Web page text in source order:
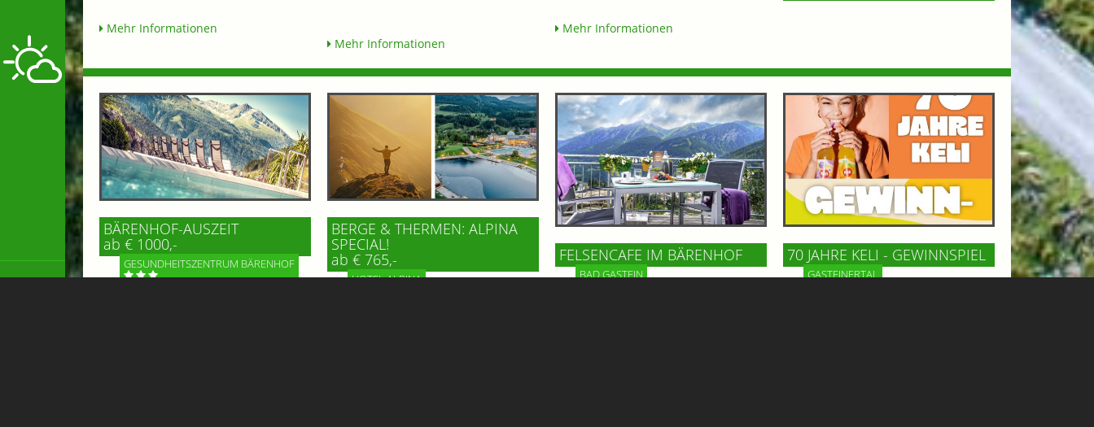
Mehr Informationen
Mehr Informationen
Mehr Informationen
BÄRENHOF-AUSZEIT
ab € 1000,-
GESUNDHEITSZENTRUM BÄRENHOF
BERGE & THERMEN: ALPINA
SPECIAL!
ab € 765,-
HOTEL ALPINA
FELSENCAFE IM BÄRENHOF
BAD GASTEIN
70 JAHRE KELI - GEWINNSPIEL
GASTEINERTAL